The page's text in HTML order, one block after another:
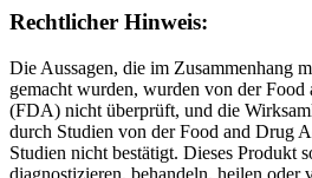
Rechtlicher Hinweis:
Die Aussagen, die im Zusammenhang
gemacht wurden, wurden von der
(FDA) nicht überprüft, und die
durch Studien von der Food and Drug
Studien nicht bestätigt. Dieses Produkt
diagnostizieren, behandeln, heilen oder